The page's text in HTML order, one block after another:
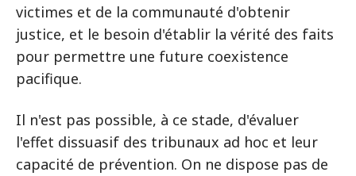
victimes et de la communauté d'obtenir
justice, et le besoin d'établir la vérité des faits
pour permettre une future coexistence
pacifique.
Il n'est pas possible, à ce stade, d'évaluer
l'effet dissuasif des tribunaux ad hoc et leur
capacité de prévention. On ne dispose pas de